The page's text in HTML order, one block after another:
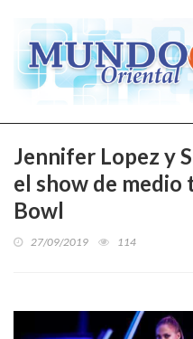
Jennifer Lopez y
el show de medio
Bowl
27/09/2019 114